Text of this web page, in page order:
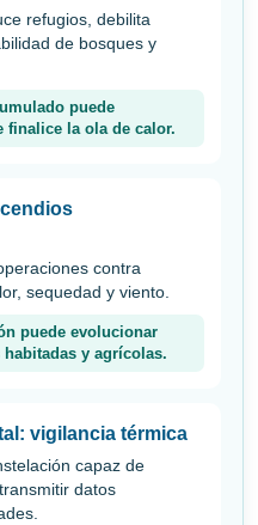
refugios, debilita
de bosques y
puede
finalice la ola de calor.
contra
sequedad y viento.
puede evolucionar
y agrícolas.
vigilancia térmica
capaz de
datos